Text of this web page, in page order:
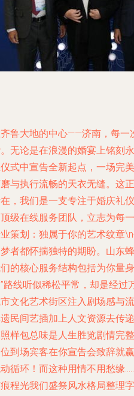
鲁大地的中心——济南，每一
无论是在浪漫的婚宴上铭刻
式中宣告全新起点，一场完
与执行流畅的天衣无缝。这
，我们是一支专注于婚庆礼
级在线服务团队，立志为每
策划：独属于你的艺术纹章
者都怀揣独特的期盼。山东
的核心服务结构包括为你量
路线听似稀松平常，却是经
文化艺术街区注入剧场感与
民间艺插加上人文资源去传
样包总味是人生胜览剧情完
到场宾客在你宣告会致辞就
循环！而这种用情不用愁缘
程光我们盛祭风水格局整理